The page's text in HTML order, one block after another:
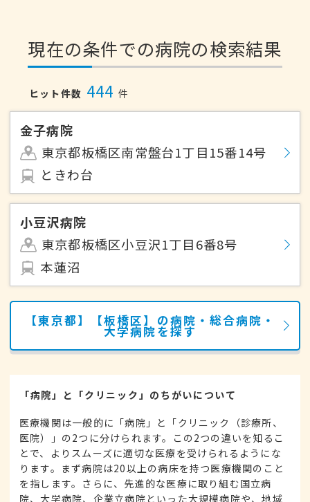
現在の条件での病院の検索結果
ヒット件数 444 件
金子病院
東京都板橋区南常盤台1丁目15番14号
ときわ台
小豆沢病院
東京都板橋区小豆沢1丁目6番8号
本蓮沼
【東京都】【板橋区】の病院・総合病院・
大学病院を探す
「病院」と「クリニック」のちがいについて
医療機関は一般的に「病院」と「クリニック（診療所、
医院）」の2つに分けられます。この2つの違いを知るこ
とで、よりスムーズに適切な医療を受けられるようにな
ります。まず病院は20以上の病床を持つ医療機関のこと
を指します。さらに、先進的な医療に取り組む国立病
院、大学病院、企業立病院といった大規模病院や、地域